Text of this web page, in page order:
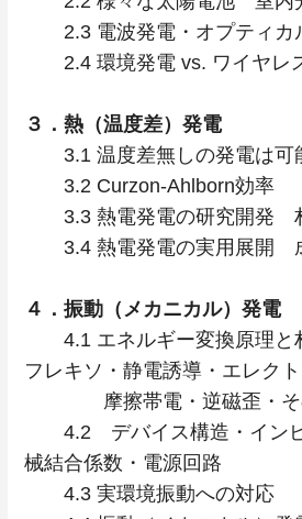
2.3 電波発電・オプティカ
2.4 環境発電 vs. ワイヤレ
３．熱（温度差）発電
3.1 温度差無しの発電は可
3.2 Curzon-Ahlborn効率
3.3 熱電発電の研究開発
3.4 熱電発電の実用展開
４．振動（メカニカル）発電
4.1 エネルギー変換原理と
フレキソ・静電誘導・エレク
摩擦帯電・逆磁歪・そ
4.2 デバイス構造・インピ
械結合係数・電源回路
4.3 実環境振動への対応